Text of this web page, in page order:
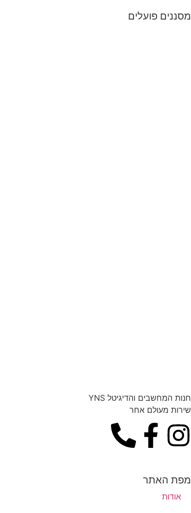
מסננים פועלים
חנות המחשבים והדיגיטל YNS
שירות מעולם אחר
מפת האתר
אודות